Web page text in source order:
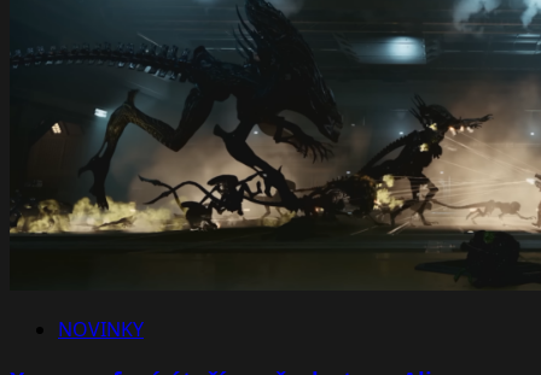
NOVINKY